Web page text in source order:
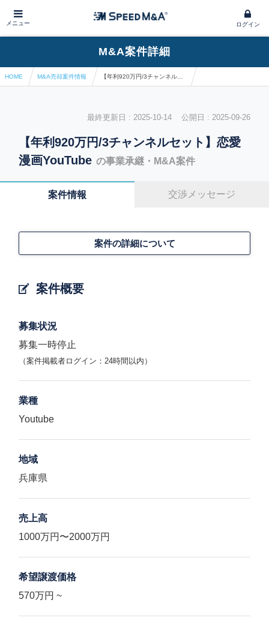
メニュー ログイン
M&A案件詳細
HOME M&A売却案件情報
最終更新日 : 2025-10-14 公開日 : 2025-09-26
【年利920万円/3チャンネルセット】恋愛
漫画YouTube の事業承継・M&A案件
案件情報 交渉メッセージ
案件概要
案件の詳細について
募集状況
募集一時停止
（案件掲載者ログイン：24時間以内）
業種
Youtube
地域
兵庫県
売上高
1000万円〜2000万円
希望譲渡価格
570万円 ~